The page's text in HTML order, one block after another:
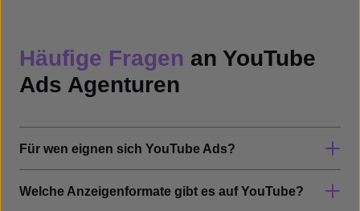
Häufige Fragen an YouTube
Ads Agenturen
Für wen eignen sich YouTube Ads?
Welche Anzeigenformate gibt es auf YouTube?